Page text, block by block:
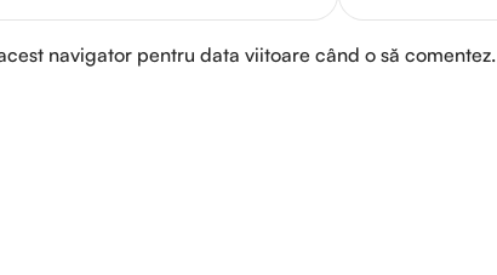
navigator pentru data viitoare când o să comentez.